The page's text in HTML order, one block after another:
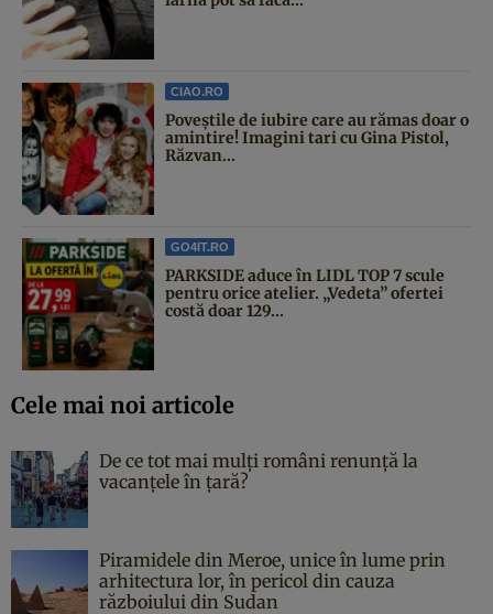
CIAO.RO
Poveştile de iubire care au rămas doar o
amintire! Imagini tari cu Gina Pistol,
Răzvan...
GO4IT.RO
PARKSIDE aduce în LIDL TOP 7 scule
pentru orice atelier. „Vedeta” ofertei
costă doar 129...
Cele mai noi articole
De ce tot mai mulți români renunță la
vacanțele în țară?
Piramidele din Meroe, unice în lume prin
arhitectura lor, în pericol din cauza
războiului din Sudan